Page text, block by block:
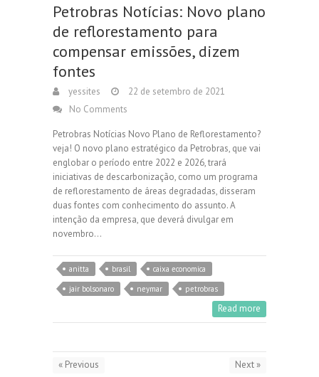
Petrobras Notícias: Novo plano
de reflorestamento para
compensar emissões, dizem
fontes
yessites
22 de setembro de 2021
No Comments
Petrobras Notícias Novo Plano de Reflorestamento?
veja! O novo plano estratégico da Petrobras, que vai
englobar o período entre 2022 e 2026, trará
iniciativas de descarbonização, como um programa
de reflorestamento de áreas degradadas, disseram
duas fontes com conhecimento do assunto. A
intenção da empresa, que deverá divulgar em
novembro…
anitta brasil
caixa economica
jair bolsonaro
neymar petrobras
Read more
« Previous Next »